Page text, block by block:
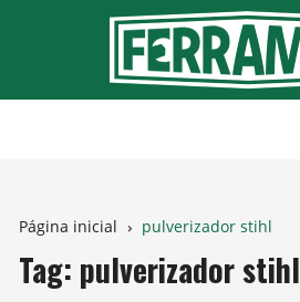
Página inicial pulverizador stihl
Tag: pulverizador stihl